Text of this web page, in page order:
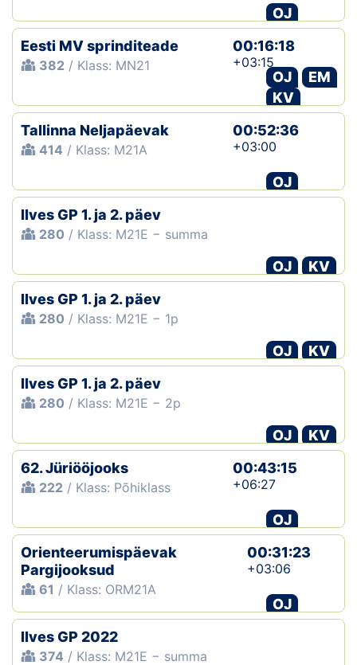
OJ
Eesti MV sprinditeade
382 / Klass: MN21
00:16:18
+03:15
OJ
EM
KV
Tallinna Neljapäevak
414 / Klass: M21A
00:52:36
+03:00
OJ
Ilves GP 1. ja 2. päev
280 / Klass: M21E − summa
OJ
KV
Ilves GP 1. ja 2. päev
280 / Klass: M21E − 1p
OJ
KV
Ilves GP 1. ja 2. päev
280 / Klass: M21E − 2p
OJ
KV
62. Jüriööjooks
222 / Klass: Põhiklass
00:43:15
+06:27
OJ
Orienteerumispäevak
Pargijooksud
61 / Klass: ORM21A
00:31:23
+03:06
OJ
Ilves GP 2022
374 / Klass: M21E − summa